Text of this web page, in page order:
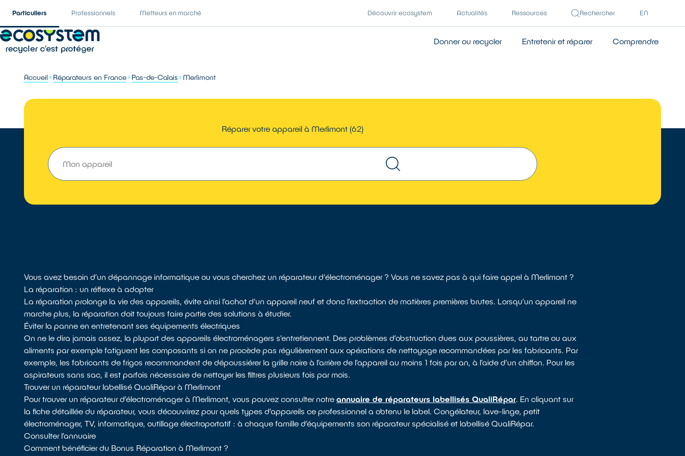
Particuliers Professionnels Metteurs en marché Découvrir ecosystem Actualités Ressources Rechercher EN
Donner ou recycler Entretenir et réparer Comprendre
Accueil Réparateurs en France Pas-de-Calais Merlimont
Réparer votre appareil à Merlimont (62)
Vous avez besoin d’un dépannage informatique ou vous cherchez un réparateur d'électroménager ? Vous ne savez pas à qui faire appel à Merlimont ?
La réparation : un réflexe à adopter
La réparation prolonge la vie des appareils, évite ainsi l’achat d'un appareil neuf et donc l’extraction de matières premières brutes. Lorsqu’un appareil ne
marche plus, la réparation doit toujours faire partie des solutions à étudier.
Éviter la panne en entretenant ses équipements électriques
On ne le dira jamais assez, la plupart des appareils électroménagers s’entretiennent. Des problèmes d’obstruction dues aux poussières, au tartre ou aux
aliments par exemple fatiguent les composants si on ne procède pas régulièrement aux opérations de nettoyage recommandées par les fabricants. Par
exemple, les fabricants de frigos recommandent de dépoussiérer la grille noire à l’arrière de l’appareil au moins 1 fois par an, à l’aide d’un chiffon. Pour les
aspirateurs sans sac, il est parfois nécessaire de nettoyer les filtres plusieurs fois par mois.
Trouver un réparateur labellisé QualiRépar à Merlimont
Pour trouver un réparateur d’électroménager à Merlimont, vous pouvez consulter notreannuaire de réparateurs labellisés QualiRépar. En cliquant sur
la fiche détaillée du réparateur, vous découvrirez pour quels types d’appareils ce professionnel a obtenu le label. Congélateur, lave-linge, petit
électroménager, TV, informatique, outillage électroportatif : à chaque famille d’équipements son réparateur spécialisé et labellisé QualiRépar.
Consulter l’annuaire
Comment bénéficier du Bonus Réparation à Merlimont ?